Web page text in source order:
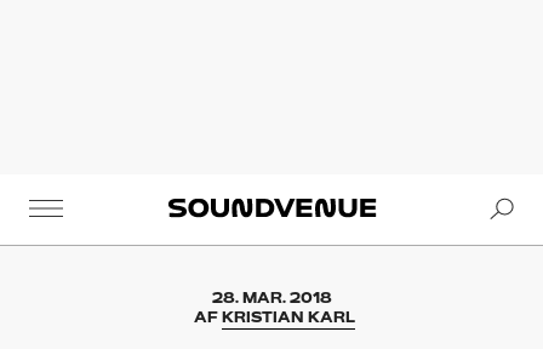
Soundvenue
28. MAR. 2018
AF KRISTIAN KARL